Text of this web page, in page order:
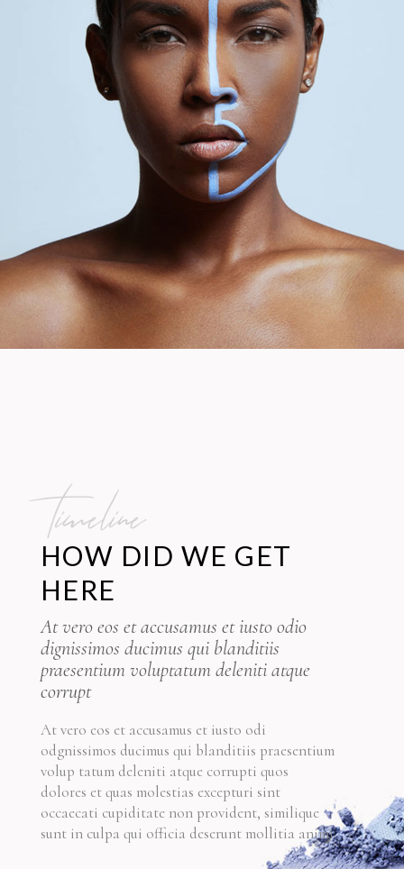
timeline
HOW DID WE GET
HERE
At vero eos et accusamus et iusto odio
dignissimos ducimus qui blanditiis
praesentium voluptatum deleniti atque
corrupt
At vero eos et accusamus et iusto odi
odgnissimos ducimus qui blanditiis praesentium
volup tatum deleniti atque corrupti quos
dolores et quas molestias excepturi sint
occaecati cupiditate non provident, similique
sunt in culpa qui officia deserunt mollitia animi